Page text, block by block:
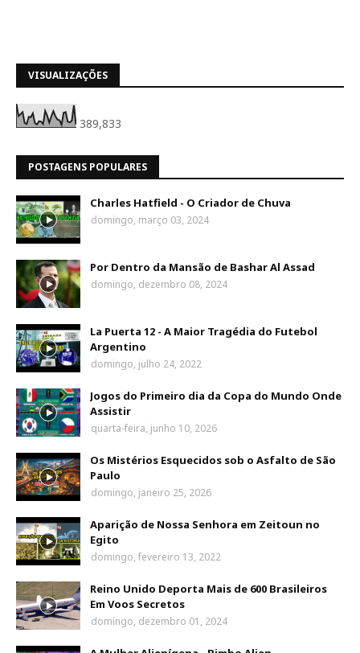
VISUALIZAÇÕES
389,833
POSTAGENS POPULARES
Charles Hatfield - O Criador de Chuva
domingo, março 03, 2024
Por Dentro da Mansão de Bashar Al Assad
domingo, dezembro 08, 2024
La Puerta 12 - A Maior Tragédia do Futebol
Argentino
domingo, julho 24, 2022
Jogos do Primeiro dia da Copa do Mundo Onde
Assistir
quarta-feira, junho 10, 2026
Os Mistérios Esquecidos sob o Asfalto de São
Paulo
domingo, janeiro 25, 2026
Aparição de Nossa Senhora em Zeitoun no
Egito
domingo, fevereiro 13, 2022
Reino Unido Deporta Mais de 600 Brasileiros
Em Voos Secretos
domingo, dezembro 01, 2024